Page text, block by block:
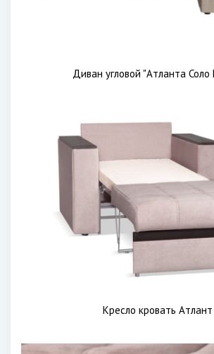
Диван угловой "Атланта Соло
Кресло кровать Атлант